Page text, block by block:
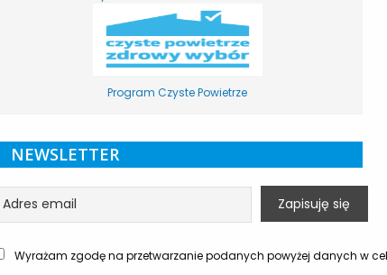
Program Czyste Powietrze
NEWSLETTER
Wyrażam zgodę na przetwarzanie podanych powyżej danych w